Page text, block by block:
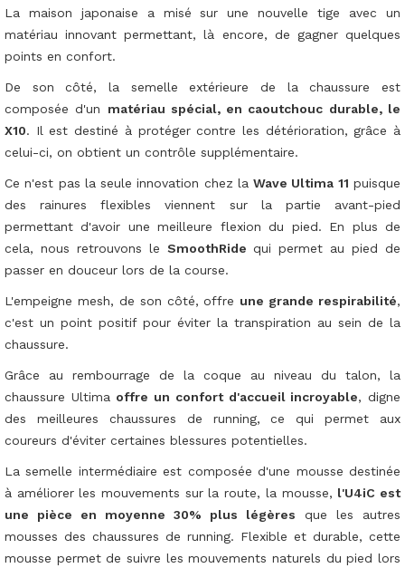
La maison japonaise a misé sur une nouvelle tige avec un
matériau innovant permettant, là encore, de gagner quelques
points en confort.
De son côté, la semelle extérieure de la chaussure est
composée d'un matériau spécial, en caoutchouc durable, le
X10. Il est destiné à protéger contre les détérioration, grâce à
celui-ci, on obtient un contrôle supplémentaire.
Ce n'est pas la seule innovation chez laWave Ultima 11 puisque
des rainures flexibles viennent sur la partie avant-pied
permettant d'avoir une meilleure flexion du pied. En plus de
cela, nous retrouvons le SmoothRide qui permet au pied de
passer en douceur lors de la course.
L'empeigne mesh, de son côté, offre une grande respirabilité,
c'est un point positif pour éviter la transpiration au sein de la
chaussure.
Grâce au rembourrage de la coque au niveau du talon, la
chaussure Ultima offre un confort d'accueil incroyable, digne
des meilleures chaussures de running, ce qui permet aux
coureurs d'éviter certaines blessures potentielles.
La semelle intermédiaire est composée d'une mousse destinée
à améliorer les mouvements sur la route, la mousse, l'U4iC est
une pièce en moyenne 30% plus légères que les autres
mousses des chaussures de running. Flexible et durable, cette
mousse permet de suivre les mouvements naturels du pied lors